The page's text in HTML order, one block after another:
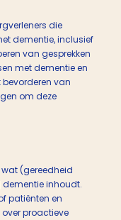
die
dementie, inclusief
van gesprekken
met dementie en
van
om deze
wat (gereedheid
inhoudt.
patiënten en
proactieve